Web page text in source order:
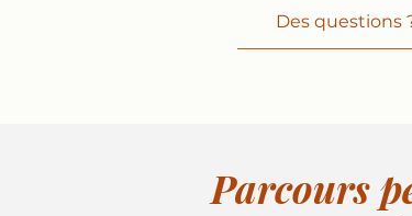
Des questions
Parcours